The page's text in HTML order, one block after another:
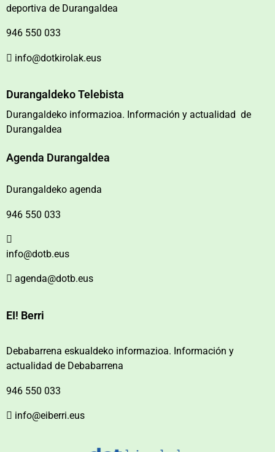
deportiva de Durangaldea
946 550 033
info@dotkirolak.eus
Durangaldeko Telebista
Durangaldeko informazioa. Información y actualidad de
Durangaldea
Agenda Durangaldea
Durangaldeko agenda
946 550 033
info@dotb.eus
agenda@dotb.eus
EI! Berri
Debabarrena eskualdeko informazioa. Información y
actualidad de Debabarrena
946 550 033
info@eiberri.eus